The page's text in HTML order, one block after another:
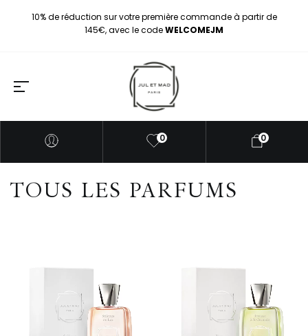
10% de réduction sur votre première commande à partir de
145€, avec le codeWELCOMEJM
0 0
TOUS LES PARFUMS